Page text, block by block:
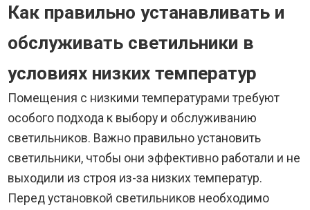
Как правильно устанавливать и
обслуживать светильники в
условиях низких температур
Помещения с низкими температурами требуют
особого подхода к выбору и обслуживанию
светильников. Важно правильно установить
светильники, чтобы они эффективно работали и не
выходили из строя из-за низких температур.
Перед установкой светильников необходимо